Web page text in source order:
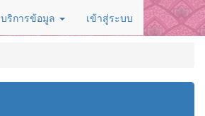
บริการข้อมูล เข้าสู่ระบบ